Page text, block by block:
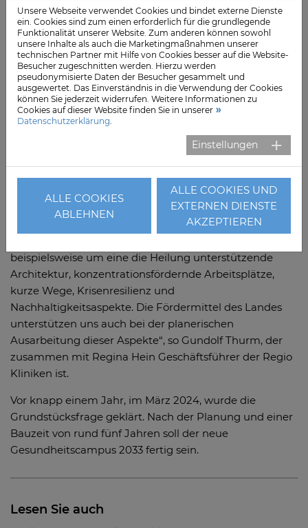
der Klinik erarbeitet, das Basis für die Ermittlung der
benötigten Raumkapazitäten wie Operationssäle,
Behandlungsräume und Patientenzimmer sein wird.
Sobald der Raumbedarf feststeht, wird ein
Architekturbüro die Klinik zunächst in groben Zügen
und später bis ins Detail entwerfen. Mit ersten
Entwürfen wird nicht vor Ende 2026 gerechnet, der
feststehen. Der symbolische erste Spatenstich soll 2028
erfolgen.
Zusätzlich zu den medizinischen Anforderungen gibt es
weitere Planungsaspekte: „Uns ist es sehr wichtig, ein
Klinikgebäude entstehen zu lassen, das Patienten,
beispielsweise um eine die Heilung unterstützende
Architektur, konzentrationsfördernde Arbeitsplätze,
kurze Wege, Krisenresilienz und
Nachhaltigkeitsaspekte. Die Fördermittel des Landes
unterstützen uns auch bei der planerischen
Ausarbeitung dieser Aspekte“, so Gundolf Thurm, der
zusammen mit Regina Hein Geschäftsführer der Regio
Kliniken ist.
Vor knapp einem Jahr, im März 2024, wurde die
Grundstücksfrage geklärt. Nach der Planung und einer
Bauzeit von rund fünf Jahren soll der neue
Gesundheitscampus 2033 fertig sein.
Lesen Sie auch
Unsere Webseite verwendet Cookies und bindet externe Dienste
ein. Cookies sind zum einen erforderlich für die grundlegende
Funktionalität unserer Website. Zum anderen können sowohl
unsere Inhalte als auch die Marketingmaßnahmen unserer
technischen Partner mit Hilfe von Cookies besser auf die Website-
Besucher zugeschnitten werden. Hierzu werden
pseudonymisierte Daten der Besucher gesammelt und
ausgewertet. Das Einverständnis in die Verwendung der Cookies
können Sie jederzeit widerrufen. Weitere Informationen zu
Cookies auf dieser Website finden Sie in unserer
Datenschutzerklärung.
Einstellungen
ALLE COOKIES
ABLEHNEN
ALLE COOKIES UND
EXTERNEN DIENSTE
AKZEPTIEREN